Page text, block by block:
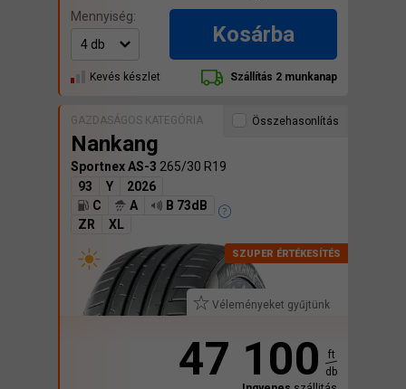
Mennyiség:
Kosárba
Kevés készlet Szállítás 2 munkanap
GAZDASÁGOS KATEGÓRIA
Nankang
Sportnex AS-3 265/30 R19
93
Y
2026
C
A
B 73dB
ZR
XL
Véleményeket gyűjtünk
Összehasonlítás
47 100
ft
db